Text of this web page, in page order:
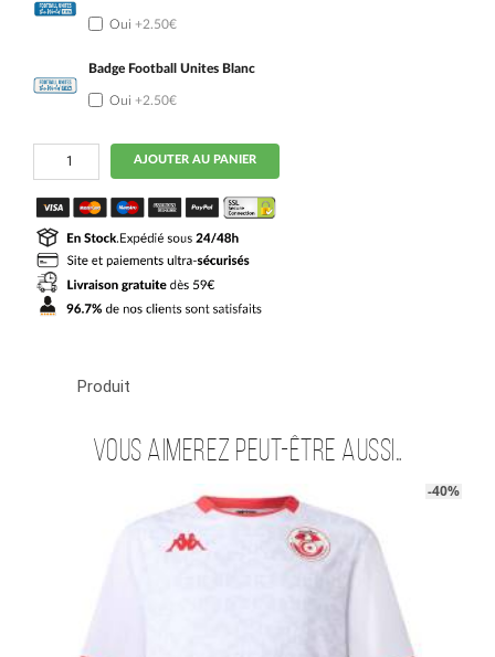
Oui +2.50€
Badge Football Unites Blanc
Oui +2.50€
quantité
Maillot
Tunisie
Third
2025
2026
AJOUTER AU PANIER
Produit
Vous aimerez peut-être aussi…
-40%